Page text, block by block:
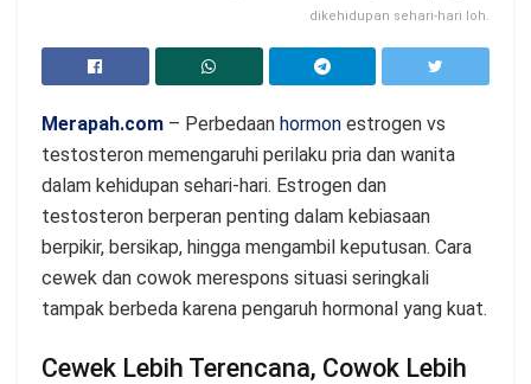
dikehidupan sehari-hari loh.
Merapah.com – Perbedaan hormon estrogen vs
testosteron memengaruhi perilaku pria dan wanita
dalam kehidupan sehari-hari. Estrogen dan
testosteron berperan penting dalam kebiasaan
berpikir, bersikap, hingga mengambil keputusan. Cara
cewek dan cowok merespons situasi seringkali
tampak berbeda karena pengaruh hormonal yang kuat.
Cewek Lebih Terencana, Cowok Lebih